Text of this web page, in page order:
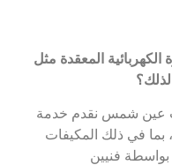
المعقدة مثل
عين شمس نقدم خدمة
بما في ذلك المكيفات
بواسطة فنيين